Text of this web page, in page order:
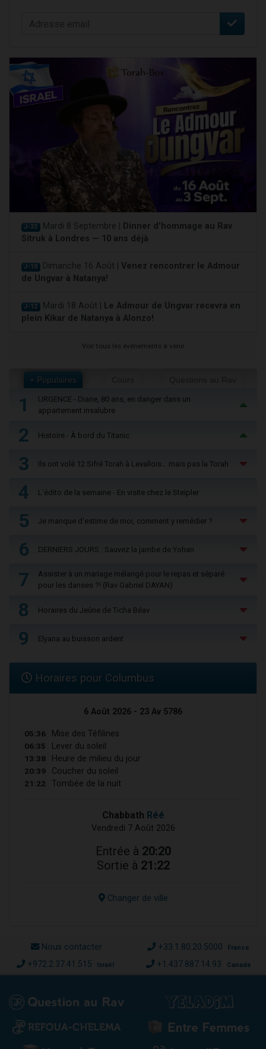
J-33 Mardi 8 Septembre |
Dinner d'hommage au Rav
Sitruk à Londres — 10 ans déjà
J-10 Dimanche 16 Août | Venez rencontrer le Admour
de Ungvar à Natanya!
J-12 Mardi 18 Août |
Le Admour de Ungvar recevra en
plein Kikar de Natanya à Alonzo!
Voir tous les événements à venir
+ Populaires
1
URGENCE - Diane, 80 ans, en danger dans un
appartement insalubre
2 Histoire - À bord du Titanic
3 Ils ont volé 12 Sifré Torah à Levallois… mais pas la Torah
4 L'édito de la semaine - En visite chez le Steipler
5 Je manque d'estime de moi, comment y remédier ?
6 DERNIERS JOURS : Sauvez la jambe de Yohan
7
Assister à un mariage mélangé pour le repas et séparé
pour les danses ?! (Rav Gabriel DAYAN)
8 Horaires du Jeûne de Ticha Béav
9 Elyana au buisson ardent
Horaires pour Columbus
6 Août 2026 - 23 Av 5786
05:36 Mise des Téfilines
06:35 Lever du soleil
13:38 Heure de milieu du jour
20:39 Coucher du soleil
21:22 Tombée de la nuit
Chabbath Réé
Vendredi 7 Août 2026
Entrée à 20:20
Sortie à 21:22
Changer de ville
Nous contacter +33.1.80.20.5000 France
+972.2.37.41.515 Israël +1.437.887.14.93 Canada